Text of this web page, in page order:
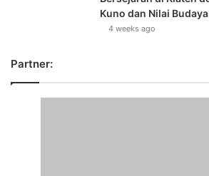
Kuno dan Nilai
4 weeks ago
Partner: